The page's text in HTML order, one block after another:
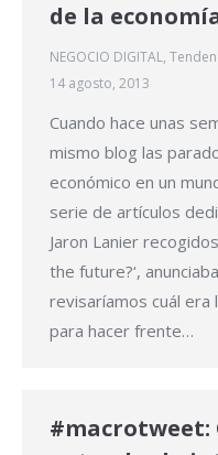
de la
NEGOCIO DIGITAL,
14 agosto, 2013
Cuando hace unas
mismo blog las
económico en un
serie de artículos
Jaron Lanier
the future?‘,
revisaríamos cuál
para hacer frente…
#macrotweet: